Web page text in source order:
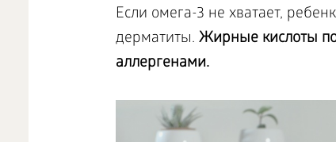
Если омега-3 не хватает,
дерматиты. Жирные кислоты
аллергенами.